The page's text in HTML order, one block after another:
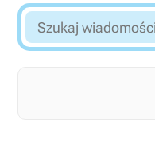
Szukaj
wiadomości...